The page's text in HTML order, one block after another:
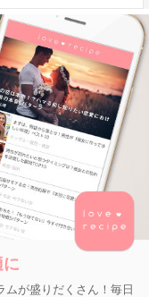
ムが盛りだくさん！毎日